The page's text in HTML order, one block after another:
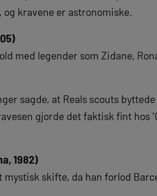
kravene er astronomiske.
med legender som Zidane,
sagde, at Reals scouts byttede
gjorde det faktisk fint hos
1982)
skifte, da han forlod